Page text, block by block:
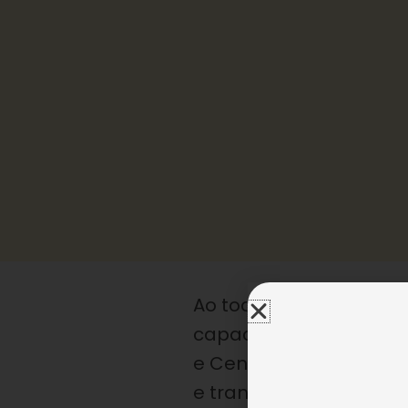
Ao todo, são
capacitação
e Centro de
e transformam para